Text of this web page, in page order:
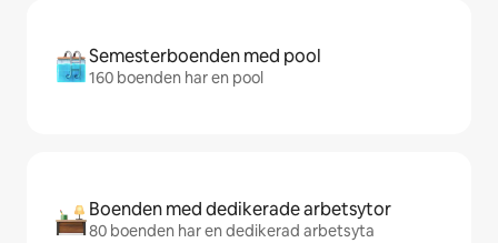
Semesterboenden med pool
160 boenden har en pool
Boenden med dedikerade arbetsytor
80 boenden har en dedikerad arbetsyta